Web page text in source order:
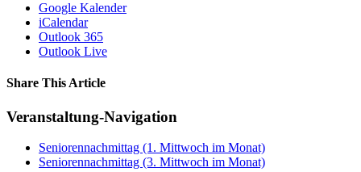
Google Kalender
iCalendar
Outlook 365
Outlook Live
Share This Article
Facebook
X
LinkedIn
WhatsApp
Tumblr
Pinterest
Vk
E-
Veranstaltung-Navigation
Seniorennachmittag (1. Mittwoch im Monat)
Seniorennachmittag (3. Mittwoch im Monat)